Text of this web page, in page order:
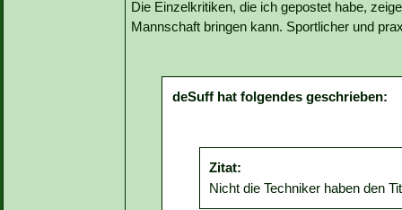
Die Einzelkritiken, die ich gepostet habe,
Mannschaft bringen kann. Sportlicher und
deSuff hat folgendes geschrieben:
Zitat:
Nicht die Techniker haben den